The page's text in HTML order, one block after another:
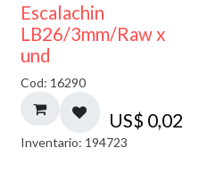
Escalachin
LB26/3mm/Raw x
und
Cod: 16290
US$ 0,02
Inventario: 194723